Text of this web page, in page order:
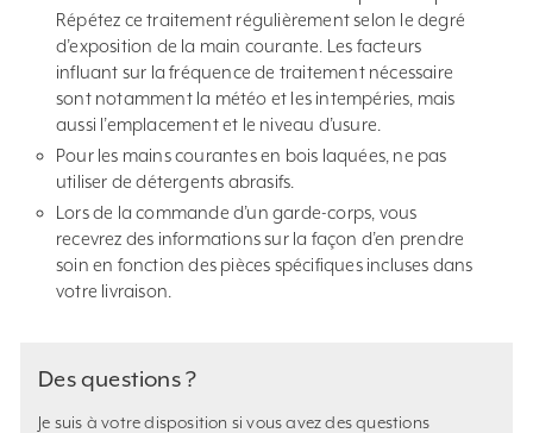
Répétez ce traitement régulièrement selon le degré
d’exposition de la main courante. Les facteurs
influant sur la fréquence de traitement nécessaire
sont notamment la météo et les intempéries, mais
aussi l’emplacement et le niveau d’usure.
Pour les mains courantes en bois laquées, ne pas
utiliser de détergents abrasifs.
Lors de la commande d’un garde-corps, vous
recevrez des informations sur la façon d’en prendre
soin en fonction des pièces spécifiques incluses dans
votre livraison.
Des questions ?
Je suis à votre disposition si vous avez des questions